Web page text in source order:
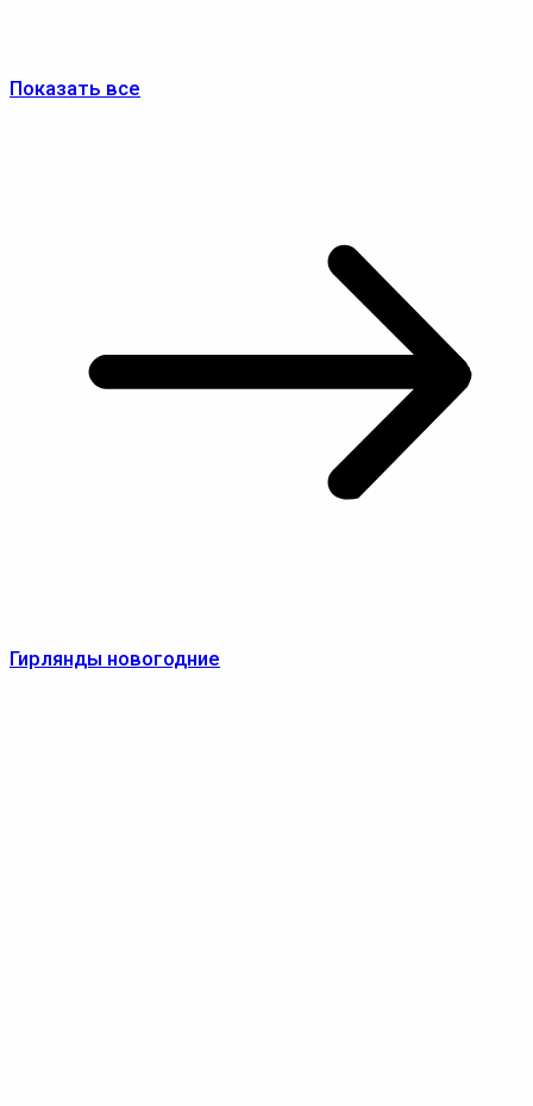
Показать все
Гирлянды новогодние